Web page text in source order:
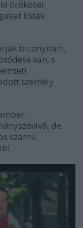
örökösei
listák
bizonyítani,
van, s
személy
de
számú